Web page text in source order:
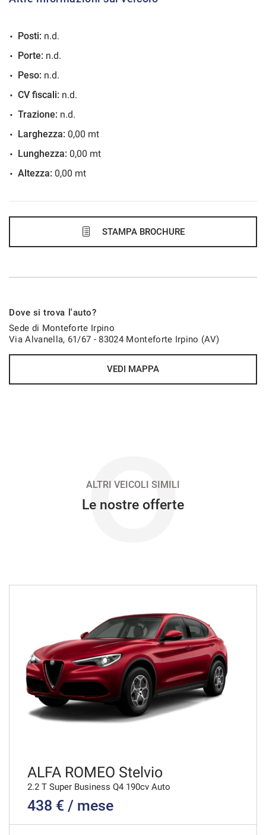
48 Mesi
676€/mese
36 Mesi
689€/mese
36 Mesi
699€/mese
742€/mese
48 Mesi
VEDI
749€/mese
VEDI
763€/mese
48 Mesi
Posti: n.d.
Porte: n.d.
Peso: n.d.
CV fiscali: n.d.
Trazione: n.d.
Larghezza: 0,00 mt
Lunghezza: 0,00 mt
Altezza: 0,00 mt
STAMPA BROCHURE
Dove si trova l'auto?
Sede di Monteforte Irpino
Via Alvanella, 61/67 - 83024 Monteforte Irpino (AV)
VEDI MAPPA
O
ALTRI VEICOLI SIMILI
Le nostre offerte
ALFA ROMEO Stelvio
2.2 T Super Business Q4 190cv Auto
438 € / mese